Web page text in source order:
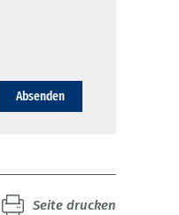
Absenden
Seite drucken